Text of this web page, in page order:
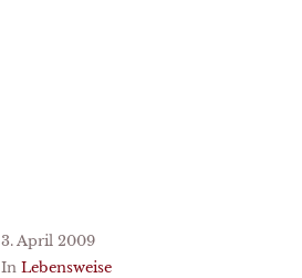
3. April 2009
In Lebensweise